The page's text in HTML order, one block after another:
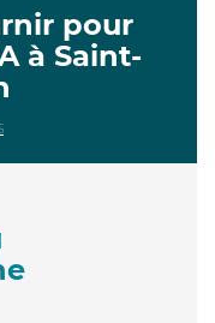
pour
à Saint-